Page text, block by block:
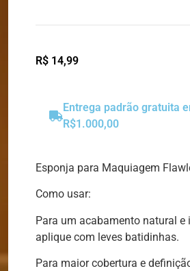
R$ 14,99
Entrega padrão gratuita
R$1.000,00
Esponja para Maquiagem
Como usar:
Para um acabamento natural
aplique com leves batidinhas.
Para maior cobertura e